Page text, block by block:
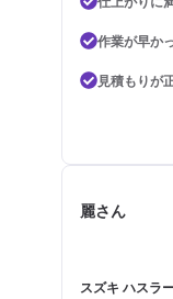
作業が早か
見積もりが
麗さん
スズキ ハスラ